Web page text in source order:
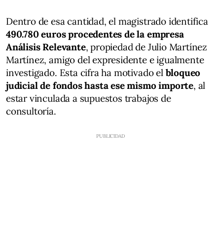
Dentro de esa cantidad, el magistrado identifica
490.780 euros procedentes de la empresa
Análisis Relevante, propiedad de Julio Martínez
Martínez, amigo del expresidente e igualmente
investigado. Esta cifra ha motivado el bloqueo
judicial de fondos hasta ese mismo importe, al
estar vinculada a supuestos trabajos de
consultoría.